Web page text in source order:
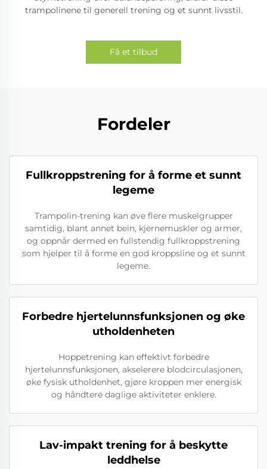
trampolinene til generell trening og et sunnt livsstil.
Få et tilbud
Fordeler
Fullkroppstrening for å forme et sunnt
legeme
Trampolin-trening kan øve flere muskelgrupper
samtidig, blant annet bein, kjernemuskler og armer,
og oppnår dermed en fullstendig fullkroppstrening
som hjelper til å forme en god kroppsline og et sunnt
legeme.
Forbedre hjertelunnsfunksjonen og øke
utholdenheten
Hoppetrening kan effektivt forbedre
hjertelunnsfunksjonen, akselerere blodcirculasjonen,
øke fysisk utholdenhet, gjøre kroppen mer energisk
og håndtere daglige aktiviteter enklere.
Lav-impakt trening for å beskytte
leddhelse